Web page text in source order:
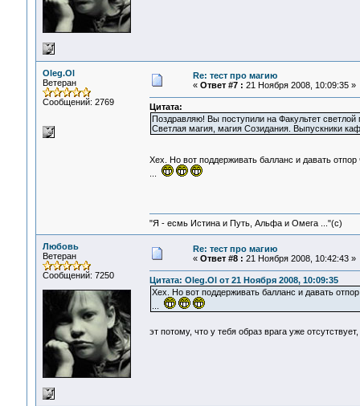
Oleg.Ol
Ветеран
Сообщений: 2769
Re: тест про магию
« Ответ #7 : 21 Ноября 2008, 10:09:35 »
Цитата:
Поздравляю! Вы поступили на Факультет
Светлая магия, магия Созидания. Выпускники
Хех. Но вот поддерживать балланс и давать
"Я - есмь Истина и Путь, Альфа и Омега ..."(с)
Любовь
Ветеран
Сообщений: 7250
Re: тест про магию
« Ответ #8 : 21 Ноября 2008, 10:42:43 »
Цитата: Oleg.Ol от 21 Ноября 2008, 10:09:35
Хех. Но вот поддерживать балланс и давать
эт потому, что у тебя образ врага уже